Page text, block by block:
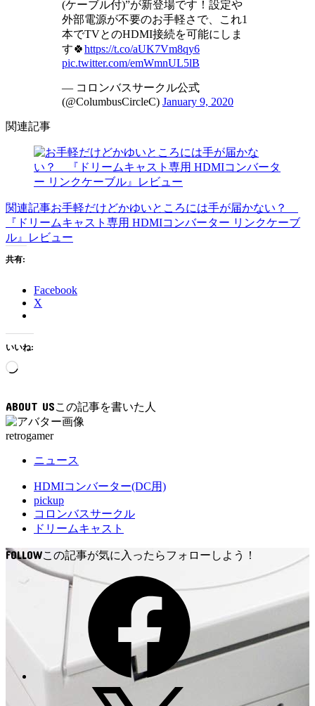
(ケーブル付)”が新登場です！設定や
外部電源が不要のお手軽さで、これ1
本でTVとのHDMI接続を可能にしま
す🍀https://t.co/aUK7Vm8qy6
pic.twitter.com/emWmnUL5lB
— コロンバスサークル公式
(@ColumbusCircleC) January 9, 2020
関連記事
関連記事お手軽だけどかゆいところには手が届かない？
『ドリームキャスト専用 HDMIコンバーター リンクケーブ
ル』レビュー
共有:
Facebook
X
いいね:
読
み
中…
ABOUT US
retrogamer
ニュース
HDMIコンバーター(DC用)
pickup
コロンバスサークル
ドリームキャスト
FOLLOW